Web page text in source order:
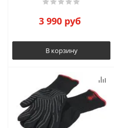
3 990руб
В корзину